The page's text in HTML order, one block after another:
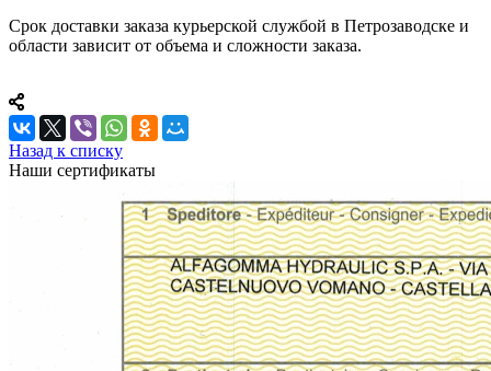
Срок доставки заказа курьерской службой в Петрозаводске и
области зависит от объема и сложности заказа.
Назад к списку
Наши сертификаты